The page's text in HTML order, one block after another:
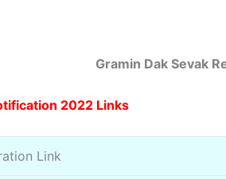
Gramin Dak Sevak
2022 Links
Link